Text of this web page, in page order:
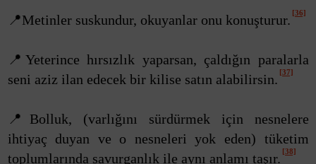
📍Metinler suskundur, okuyanlar onu konuşturur. [36]
📍Yeterince hırsızlık yaparsan, çaldığın paralarla
seni aziz ilan edecek bir kilise satın alabilirsin. [37]
📍Bolluk, (varlığını sürdürmek için nesnelere
ihtiyaç duyan ve o nesneleri yok eden) tüketim
toplumlarında savurganlık ile aynı anlamı taşır. [38]